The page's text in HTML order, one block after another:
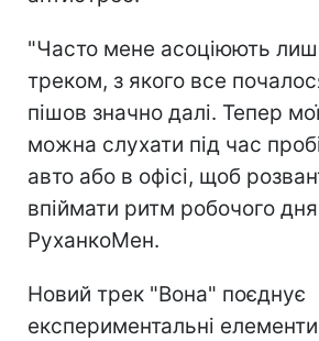
"Часто мене асоціюють
треком, з якого все
пішов значно далі. Тепер
можна слухати під час
авто або в офісі, щоб
впіймати ритм робочого
РуханкоМен.
Новий трек "Вона" поєднує
експериментальні